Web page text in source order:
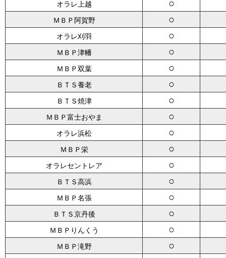
オラレ上越 ○
ＭＢＰ阿賀野 ○
オラレ刈羽 ○
ＭＢＰ津幡 ○
ＭＢＰ双葉 ○
ＢＴＳ養老 ○
ＢＴＳ焼津 ○
ＭＢＰ富士おやま ○
オラレ浜松 ○
ＭＢＰ栄 ○
オラレセントレア ○
ＢＴＳ高浜 ○
ＭＢＰ名張 ○
ＢＴＳ京丹後 ○
ＭＢＰりんくう ○
ＭＢＰ滝野 ○